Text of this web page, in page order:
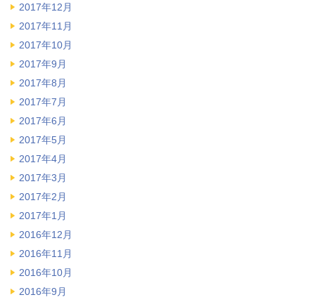
2017年12月
2017年11月
2017年10月
2017年9月
2017年8月
2017年7月
2017年6月
2017年5月
2017年4月
2017年3月
2017年2月
2017年1月
2016年12月
2016年11月
2016年10月
2016年9月